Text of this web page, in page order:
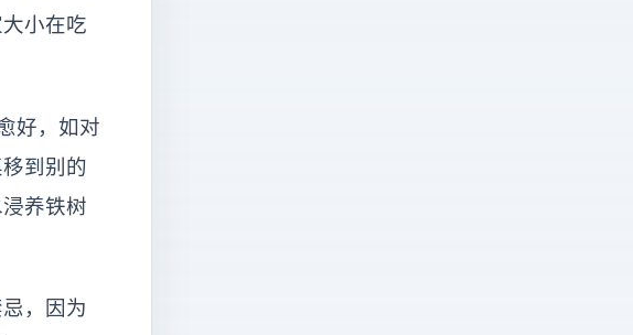
小在吃
好，如对
到别的
养铁树
，因为